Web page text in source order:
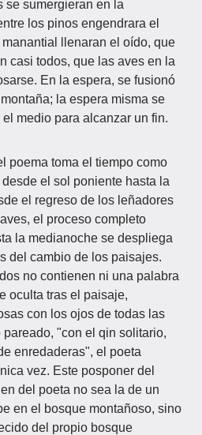
se sumergieran en la
los pinos engendrara el
llenaran el oído, que
casi todos, que las aves en la
En la espera, se fusionó
la espera misma se
medio para alcanzar un fin.
poema toma el tiempo como
el sol poniente hasta la
el regreso de los leñadores
el proceso completo
la medianoche se despliega
del cambio de los paisajes.
no contienen ni una palabra
oculta tras el paisaje,
con los ojos de todas las
"con el qin solitario,
enredaderas", el poeta
vez. Este posponer del
del poeta no sea la de un
en el bosque montañoso, sino
del propio bosque